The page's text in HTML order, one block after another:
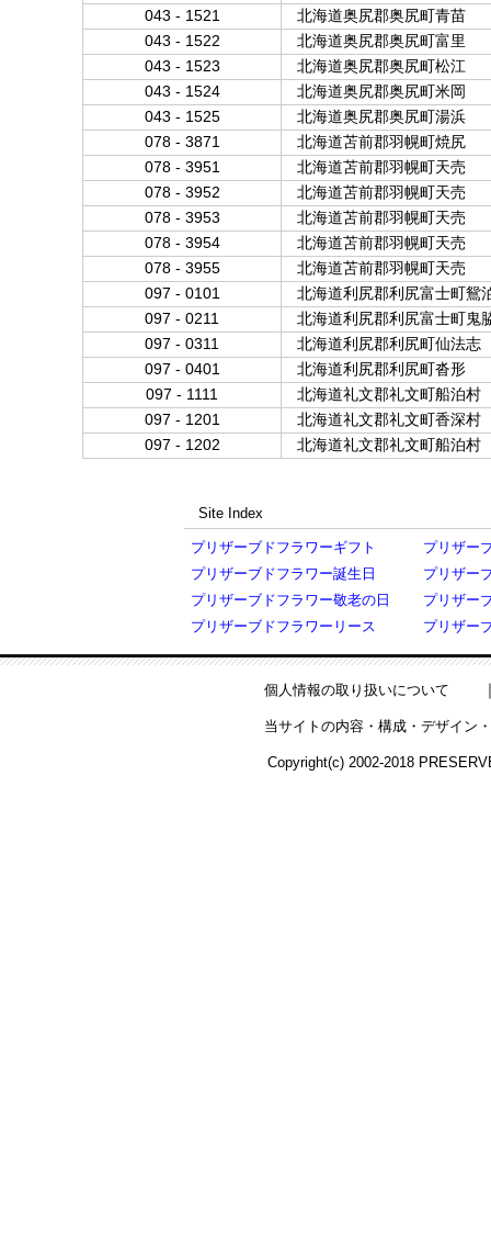
043 - 1521
北海道奥尻郡奥尻町青苗
043 - 1522
北海道奥尻郡奥尻町富里
043 - 1523
北海道奥尻郡奥尻町松江
043 - 1524
北海道奥尻郡奥尻町米岡
043 - 1525
北海道奥尻郡奥尻町湯浜
078 - 3871
北海道苫前郡羽幌町焼尻
078 - 3951
北海道苫前郡羽幌町天売
078 - 3952
北海道苫前郡羽幌町天売
078 - 3953
北海道苫前郡羽幌町天売
078 - 3954
北海道苫前郡羽幌町天売
078 - 3955
北海道苫前郡羽幌町天売
097 - 0101
北海道利尻郡利尻富士町鴛
097 - 0211
北海道利尻郡利尻富士町鬼
097 - 0311
北海道利尻郡利尻町仙法志
097 - 0401
北海道利尻郡利尻町沓形
097 - 1111
北海道礼文郡礼文町船泊村
097 - 1201
北海道礼文郡礼文町香深村
097 - 1202
北海道礼文郡礼文町船泊村
Site Index
プリザーブドフラワーギフト
プリザー
プリザーブドフラワー誕生日
プリザー
プリザーブドフラワー敬老の日
プリザー
プリザーブドフラワーリース
プリザー
個人情報の取り扱いについて
当サイトの内容・構成・デザイン
Copyright(c) 2002-2018